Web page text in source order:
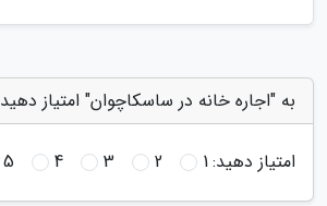
به "اجاره خانه در ساسکاچوان" امتیاز دهید
امتیاز دهید:1
2
3
4
5